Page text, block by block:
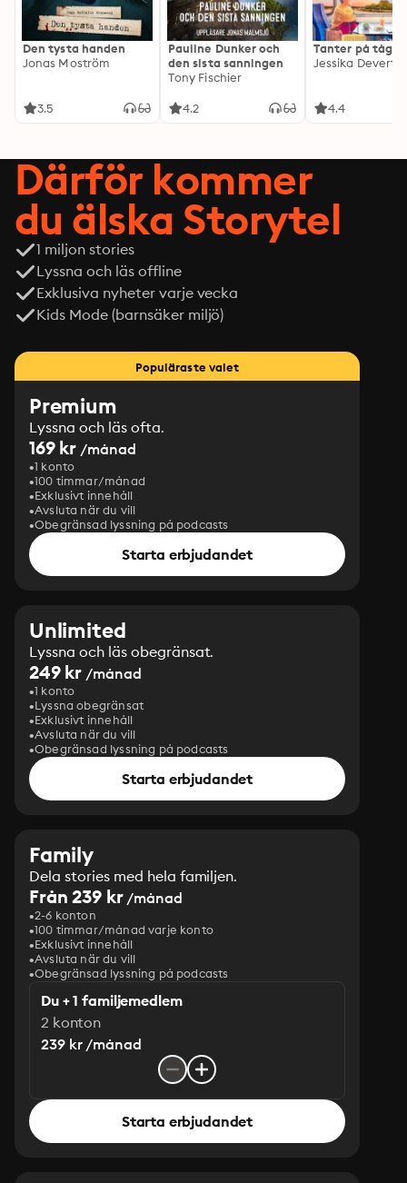
Den tysta handen
Jonas Moström
3.5
Pauline Dunker och
den sista sanningen
Tony Fischier
4.2
Tanter på tåg
Jessika Devert
4.4
Därför kommer
du älska Storytel
1 miljon stories
Lyssna och läs offline
Exklusiva nyheter varje vecka
Kids Mode (barnsäker miljö)
Populäraste valet
Premium
Lyssna och läs ofta.
169 kr /månad
1 konto
100 timmar/månad
Exklusivt innehåll
Avsluta när du vill
Obegränsad lyssning på podcasts
Starta erbjudandet
Unlimited
Lyssna och läs obegränsat.
249 kr /månad
1 konto
Lyssna obegränsat
Exklusivt innehåll
Avsluta när du vill
Obegränsad lyssning på podcasts
Starta erbjudandet
Family
Dela stories med hela familjen.
Från 239 kr/månad
2-6 konton
100 timmar/månad varje konto
Exklusivt innehåll
Avsluta när du vill
Obegränsad lyssning på podcasts
Du + 1 familjemedlem
2 konton
239 kr /månad
Starta erbjudandet